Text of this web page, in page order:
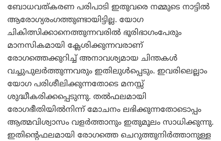
ബോധവത്കരണ പരിപാടി ഇതുവരെ നമ്മുടെ നാട്ടില്‍
ആരോഗ്യരംഗത്തുണ്ടായിട്ടില്ല. യോഗ
ചികിത്സിക്കാനെത്തുന്നവരില്‍ ഭൂരിഭാഗംപേരും
മാനസികമായി ക്ലേശിക്കുന്നവരാണ്
രോഗത്തെക്കുറിച്ച് അനാവശ്യമായ ചിന്തകള്‍
വച്ചുപുലര്‍ത്തുന്നവരും ഇതിലുള്‍പ്പെടും. ഇവരിലെല്ലാം
യോഗ പരിശീലിക്കുന്നതോടെ മനസ്സ്
ശുദ്ധീകരിക്കപ്പെടുന്നു. തല്‍ഫലമായി
രോഗഭീതിയില്‍നിന്ന് മോചനം ലഭിക്കുന്നതോടൊപ്പം
ആത്മവിശ്വാസം വളര്‍ത്താനും ഇതുമൂലം സാധിക്കുന്നു.
ഇതിന്റെഫലമായി രോഗത്തെ ചെറുത്തുനിര്‍ത്താനുള്ള